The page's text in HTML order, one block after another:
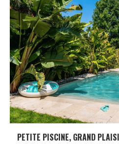
PETITE PISCINE, GRAND